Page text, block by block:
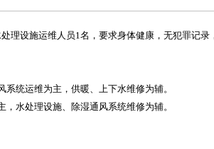
理设施运维人员1名，要求身体健康，无犯罪记录
系统运维为主，供暖、上下水维修为辅。
，水处理设施、除湿通风系统维修为辅。